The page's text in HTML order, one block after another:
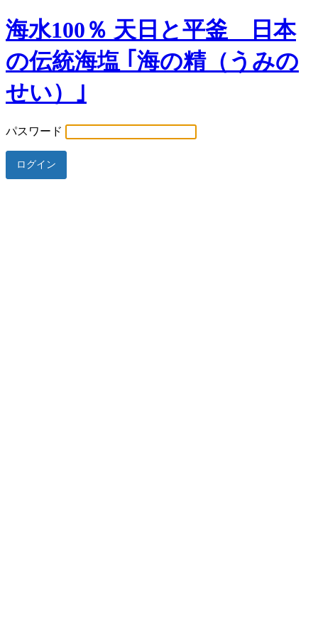
海水100％ 天日と平釜 日本
の伝統海塩 ｢海の精（うみの
せい）｣
パスワード